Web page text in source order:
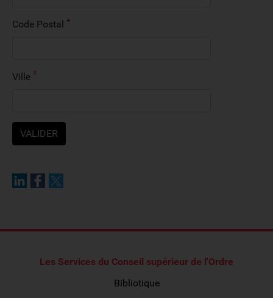
Code Postal
Ville
Les Services du Conseil supérieur de l'Ordre
Bibliotique